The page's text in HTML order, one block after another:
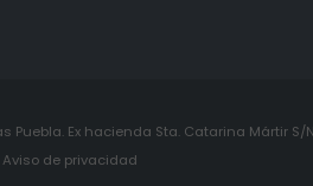
Ex hacienda Sta. Catarina Mártir S/
Aviso de privacidad